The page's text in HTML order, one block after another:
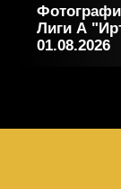
Лиги А
01.08.2026